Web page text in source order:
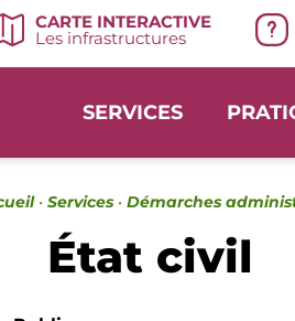
CARTE INTERACTIVE
Les infrastructures
SERVICES
• Services • Démarches
État civil